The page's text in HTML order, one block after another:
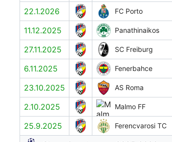
22.1.2026 FC Porto
11.12.2025 Panathinaikos
27.11.2025
SC Freiburg
6.11.2025
Fenerbahce
23.10.2025
AS Roma
2.10.2025
Malmo FF
25.9.2025
Ferencvarosi TC